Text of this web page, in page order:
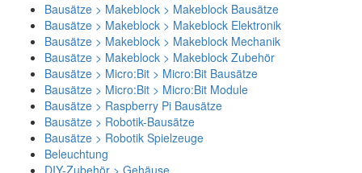
Bausätze > Makeblock > Makeblock Bausätze
Bausätze > Makeblock > Makeblock Elektronik
Bausätze > Makeblock > Makeblock Mechanik
Bausätze > Makeblock > Makeblock Zubehör
Bausätze > Micro:Bit > Micro:Bit Bausätze
Bausätze > Micro:Bit > Micro:Bit Module
Bausätze > Raspberry Pi Bausätze
Bausätze > Robotik-Bausätze
Bausätze > Robotik Spielzeuge
Beleuchtung
DIY-Zubehör > Gehäuse